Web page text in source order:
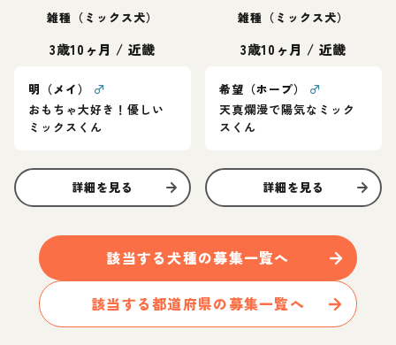
雑種（ミックス犬）
3歳10ヶ月 / 近畿
明（メイ）
♂
おもちゃ大好き！優しい
ミックスくん
詳細を見る
雑種（ミックス犬）
3歳10ヶ月 / 近畿
希望（ホープ）
♂
天真爛漫で陽気なミック
スくん
詳細を見る
該当する犬種の募集一覧へ
該当する都道府県の募集一覧へ